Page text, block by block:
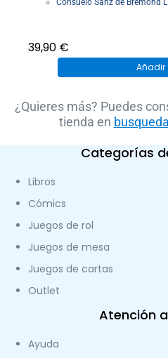
Consuelo Sanz de Bremond
39,90 €
Añadir
¿Quieres más? Puedes
tienda en
Categorías
Libros
Cómics
Juegos de rol
Juegos de mesa
Juegos de cartas
Outlet
Atención
Ayuda